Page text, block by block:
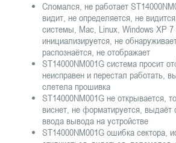
Сломался, не работает
видит, не определяется, не
системы, Mac, Linux, Windows XP 7
инициализируется, не
распознаётся, не отображает
ST14000NM001G система просит
неисправен и перестал работать,
слетела прошивка
ST14000NM001G не открывается,
виснет, не форматируется,
ввода вывода на устройстве
ST14000NM001G ошибка сектора,